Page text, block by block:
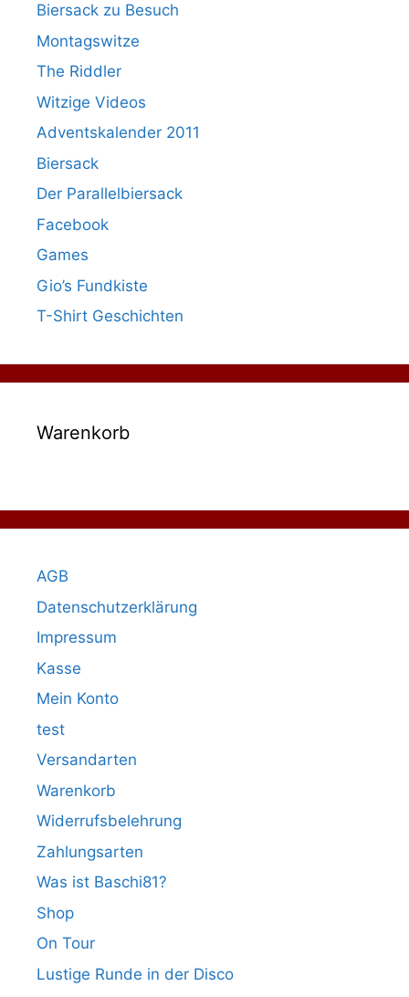
Biersack zu Besuch
Montagswitze
The Riddler
Witzige Videos
Adventskalender 2011
Biersack
Der Parallelbiersack
Facebook
Games
Gio’s Fundkiste
T-Shirt Geschichten
Warenkorb
AGB
Datenschutzerklärung
Impressum
Kasse
Mein Konto
test
Versandarten
Warenkorb
Widerrufsbelehrung
Zahlungsarten
Was ist Baschi81?
Shop
On Tour
Lustige Runde in der Disco